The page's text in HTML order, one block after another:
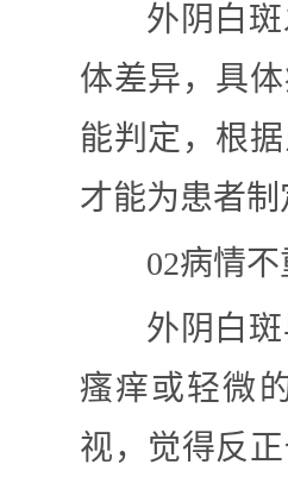
外阴白
体差异，具
能判定，根
才能为患者制
02病情
外阴白
瘙痒或轻微
视，觉得反